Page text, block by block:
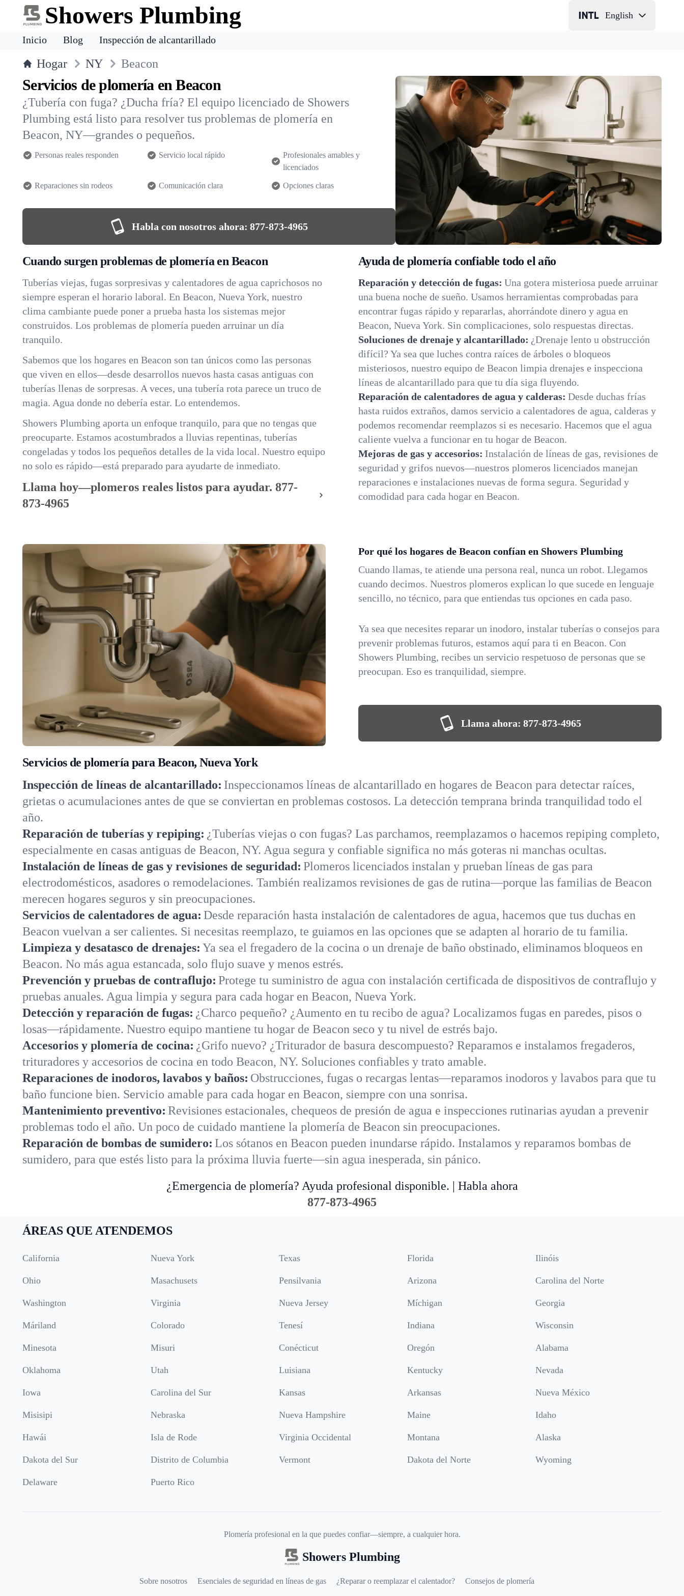
Showers Plumbing English
Inicio Blog Inspección de alcantarillado
Hogar NY Beacon
Servicios de plomería en Beacon
¿Tubería con fuga? ¿Ducha fría? El equipo licenciado de Showers
Plumbing está listo para resolver tus problemas de plomería en
Beacon, NY—grandes o pequeños.
Personas reales responden Servicio local rápido
Profesionales amables y
licenciados
Reparaciones sin rodeos Comunicación clara Opciones claras
Habla con nosotros ahora: 877-873-4965
Cuando surgen problemas de plomería en Beacon
Tuberías viejas, fugas sorpresivas y calentadores de agua caprichosos no
siempre esperan el horario laboral. En Beacon, Nueva York, nuestro
clima cambiante puede poner a prueba hasta los sistemas mejor
construidos. Los problemas de plomería pueden arruinar un día
tranquilo.
Sabemos que los hogares en Beacon son tan únicos como las personas
que viven en ellos—desde desarrollos nuevos hasta casas antiguas con
tuberías llenas de sorpresas. A veces, una tubería rota parece un truco de
magia. Agua donde no debería estar. Lo entendemos.
Showers Plumbing aporta un enfoque tranquilo, para que no tengas que
preocuparte. Estamos acostumbrados a lluvias repentinas, tuberías
congeladas y todos los pequeños detalles de la vida local. Nuestro equipo
no solo es rápido—está preparado para ayudarte de inmediato.
Llama hoy—plomeros reales listos para ayudar. 877-
873-4965
Ayuda de plomería confiable todo el año
Reparación y detección de fugas: Una gotera misteriosa puede arruinar
una buena noche de sueño. Usamos herramientas comprobadas para
encontrar fugas rápido y repararlas, ahorrándote dinero y agua en
Beacon, Nueva York. Sin complicaciones, solo respuestas directas.
Soluciones de drenaje y alcantarillado: ¿Drenaje lento u obstrucción
difícil? Ya sea que luches contra raíces de árboles o bloqueos
misteriosos, nuestro equipo de Beacon limpia drenajes e inspecciona
líneas de alcantarillado para que tu día siga fluyendo.
Reparación de calentadores de agua y calderas: Desde duchas frías
hasta ruidos extraños, damos servicio a calentadores de agua, calderas y
podemos recomendar reemplazos si es necesario. Hacemos que el agua
caliente vuelva a funcionar en tu hogar de Beacon.
Mejoras de gas y accesorios: Instalación de líneas de gas, revisiones de
seguridad y grifos nuevos—nuestros plomeros licenciados manejan
reparaciones e instalaciones nuevas de forma segura. Seguridad y
comodidad para cada hogar en Beacon.
Por qué los hogares de Beacon confían en Showers Plumbing
Cuando llamas, te atiende una persona real, nunca un robot. Llegamos
cuando decimos. Nuestros plomeros explican lo que sucede en lenguaje
sencillo, no técnico, para que entiendas tus opciones en cada paso.
Ya sea que necesites reparar un inodoro, instalar tuberías o consejos para
prevenir problemas futuros, estamos aquí para ti en Beacon. Con
Showers Plumbing, recibes un servicio respetuoso de personas que se
preocupan. Eso es tranquilidad, siempre.
Llama ahora: 877-873-4965
Servicios de plomería para Beacon, Nueva York
Inspección de líneas de alcantarillado: Inspeccionamos líneas de alcantarillado en hogares de Beacon para detectar raíces,
grietas o acumulaciones antes de que se conviertan en problemas costosos. La detección temprana brinda tranquilidad todo el
año.
Reparación de tuberías y repiping: ¿Tuberías viejas o con fugas? Las parchamos, reemplazamos o hacemos repiping completo,
especialmente en casas antiguas de Beacon, NY. Agua segura y confiable significa no más goteras ni manchas ocultas.
Instalación de líneas de gas y revisiones de seguridad: Plomeros licenciados instalan y prueban líneas de gas para
electrodomésticos, asadores o remodelaciones. También realizamos revisiones de gas de rutina—porque las familias de Beacon
merecen hogares seguros y sin preocupaciones.
Servicios de calentadores de agua: Desde reparación hasta instalación de calentadores de agua, hacemos que tus duchas en
Beacon vuelvan a ser calientes. Si necesitas reemplazo, te guiamos en las opciones que se adapten al horario de tu familia.
Limpieza y desatasco de drenajes: Ya sea el fregadero de la cocina o un drenaje de baño obstinado, eliminamos bloqueos en
Beacon. No más agua estancada, solo flujo suave y menos estrés.
Prevención y pruebas de contraflujo: Protege tu suministro de agua con instalación certificada de dispositivos de contraflujo y
pruebas anuales. Agua limpia y segura para cada hogar en Beacon, Nueva York.
Detección y reparación de fugas: ¿Charco pequeño? ¿Aumento en tu recibo de agua? Localizamos fugas en paredes, pisos o
losas—rápidamente. Nuestro equipo mantiene tu hogar de Beacon seco y tu nivel de estrés bajo.
Accesorios y plomería de cocina: ¿Grifo nuevo? ¿Triturador de basura descompuesto? Reparamos e instalamos fregaderos,
trituradores y accesorios de cocina en todo Beacon, NY. Soluciones confiables y trato amable.
Reparaciones de inodoros, lavabos y baños: Obstrucciones, fugas o recargas lentas—reparamos inodoros y lavabos para que tu
baño funcione bien. Servicio amable para cada hogar en Beacon, siempre con una sonrisa.
Mantenimiento preventivo: Revisiones estacionales, chequeos de presión de agua e inspecciones rutinarias ayudan a prevenir
problemas todo el año. Un poco de cuidado mantiene la plomería de Beacon sin preocupaciones.
Reparación de bombas de sumidero: Los sótanos en Beacon pueden inundarse rápido. Instalamos y reparamos bombas de
sumidero, para que estés listo para la próxima lluvia fuerte—sin agua inesperada, sin pánico.
¿Emergencia de plomería? Ayuda profesional disponible. | Habla ahora
877-873-4965
ÁREAS QUE ATENDEMOS
California Nueva York Texas Florida Ilinóis
Ohio Masachusets Pensilvania Arizona Carolina del Norte
Washington Virginia Nueva Jersey Míchigan Georgia
Máriland Colorado Tenesí Indiana Wisconsin
Minesota Misuri Conécticut Oregón Alabama
Oklahoma Utah Luisiana Kentucky Nevada
Iowa Carolina del Sur Kansas Arkansas Nueva México
Misisipi Nebraska Nueva Hampshire Maine Idaho
Hawái Isla de Rode Virginia Occidental Montana Alaska
Dakota del Sur Distrito de Columbia Vermont Dakota del Norte Wyoming
Delaware Puerto Rico
Plomería profesional en la que puedes confiar—siempre, a cualquier hora.
Showers Plumbing
Sobre nosotros Esenciales de seguridad en líneas de gas ¿Reparar o reemplazar el calentador? Consejos de plomería